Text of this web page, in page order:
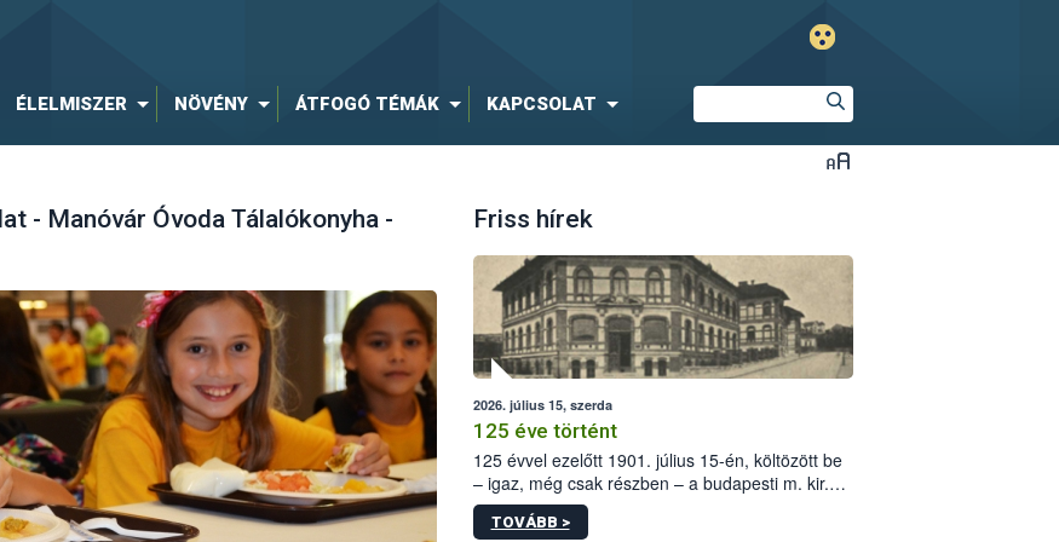
ÉLELMISZER NÖVÉNY ÁTFOGÓ TÉMÁK KAPCSOLAT
- Manóvár Óvoda Tálalókonyha -
Friss hírek
2026. július 15, szerda
125 éve történt
125 évvel ezelőtt 1901. július 15-én, költözött be
– igaz, még csak részben – a budapesti m. kir.
állami vetőmagvizsgáló állomás a Kis Rókus utca
15. szám alatti, Czigler Győző által tervezett új
TOVÁBB >